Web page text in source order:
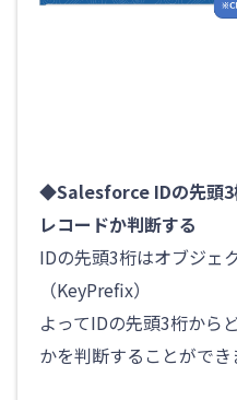
◆Salesforce IDの先頭3
レコードか判断する
IDの先頭3桁はオブジェ
（KeyPrefix）
よってIDの先頭3桁から
かを判断することができ